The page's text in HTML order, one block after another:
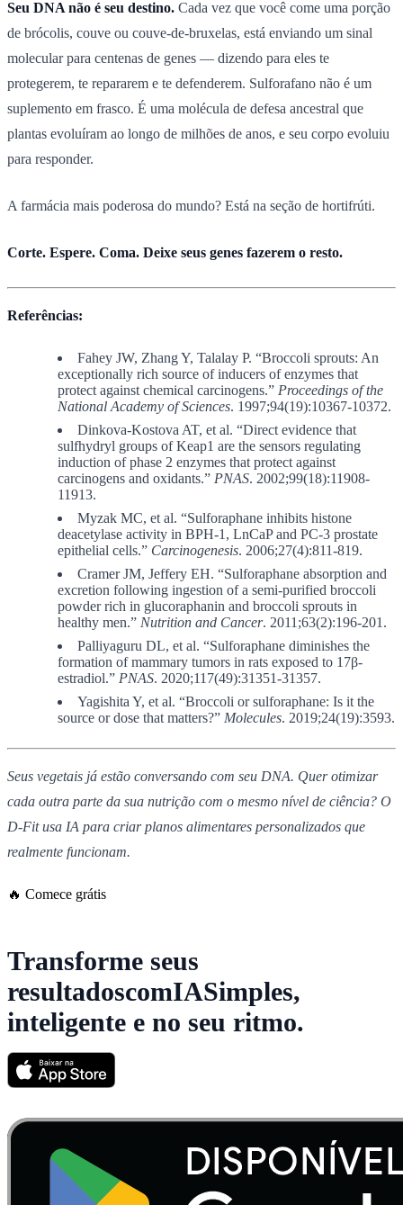
Seu DNA não é seu destino. Cada vez que você come uma porção
de brócolis, couve ou couve-de-bruxelas, está enviando um sinal
molecular para centenas de genes — dizendo para eles te
protegerem, te repararem e te defenderem. Sulforafano não é um
suplemento em frasco. É uma molécula de defesa ancestral que
plantas evoluíram ao longo de milhões de anos, e seu corpo evoluiu
para responder.
A farmácia mais poderosa do mundo? Está na seção de hortifrúti.
Corte. Espere. Coma. Deixe seus genes fazerem o resto.
Referências:
Fahey JW, Zhang Y, Talalay P. “Broccoli sprouts: An
exceptionally rich source of inducers of enzymes that
protect against chemical carcinogens.” Proceedings of the
National Academy of Sciences. 1997;94(19):10367-10372.
Dinkova-Kostova AT, et al. “Direct evidence that
sulfhydryl groups of Keap1 are the sensors regulating
induction of phase 2 enzymes that protect against
carcinogens and oxidants.” PNAS. 2002;99(18):11908-
11913.
Myzak MC, et al. “Sulforaphane inhibits histone
deacetylase activity in BPH-1, LnCaP and PC-3 prostate
epithelial cells.” Carcinogenesis. 2006;27(4):811-819.
Cramer JM, Jeffery EH. “Sulforaphane absorption and
excretion following ingestion of a semi-purified broccoli
powder rich in glucoraphanin and broccoli sprouts in
healthy men.” Nutrition and Cancer. 2011;63(2):196-201.
Palliyaguru DL, et al. “Sulforaphane diminishes the
formation of mammary tumors in rats exposed to 17β-
estradiol.” PNAS. 2020;117(49):31351-31357.
Yagishita Y, et al. “Broccoli or sulforaphane: Is it the
source or dose that matters?” Molecules. 2019;24(19):3593.
Seus vegetais já estão conversando com seu DNA. Quer otimizar
cada outra parte da sua nutrição com o mesmo nível de ciência? O
D-Fit usa IA para criar planos alimentares personalizados que
realmente funcionam.
🔥 Comece grátis
Transforme seus
resultadoscomIASimples,
inteligente e no seu ritmo.